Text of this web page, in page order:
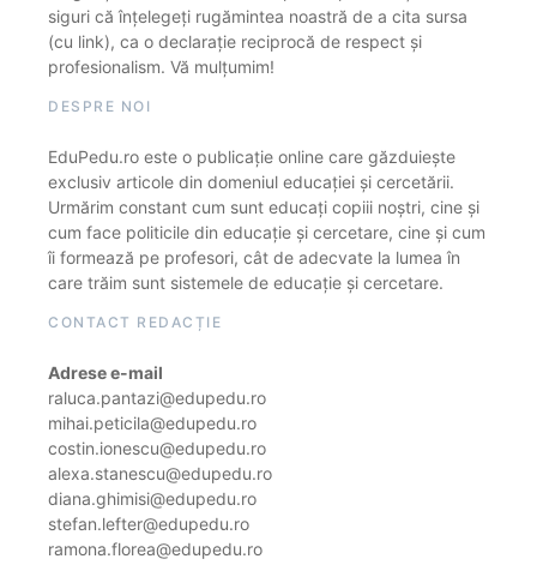
siguri că înțelegeți rugămintea noastră de a cita sursa
(cu link), ca o declarație reciprocă de respect și
profesionalism. Vă mulțumim!
DESPRE NOI
EduPedu.ro este o publicație online care găzduiește
exclusiv articole din domeniul educației și cercetării.
Urmărim constant cum sunt educați copiii noștri, cine și
cum face politicile din educație și cercetare, cine și cum
îi formează pe profesori, cât de adecvate la lumea în
care trăim sunt sistemele de educație și cercetare.
CONTACT REDACȚIE
Adrese e-mail
raluca.pantazi@edupedu.ro
mihai.peticila@edupedu.ro
costin.ionescu@edupedu.ro
alexa.stanescu@edupedu.ro
diana.ghimisi@edupedu.ro
stefan.lefter@edupedu.ro
ramona.florea@edupedu.ro